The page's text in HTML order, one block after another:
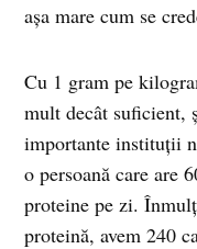
așa mare cum se
Cu 1 gram pe
mult decât suficient,
importante instituții
o persoană care are
proteine pe zi.
proteină, avem 240